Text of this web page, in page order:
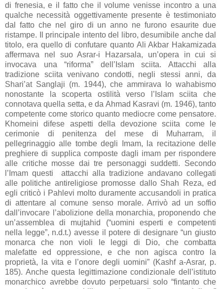
di frenesia, e il fatto che il volume venisse incontro a una
qualche necessità oggettivamente presente è testimoniato
dal fatto che nel giro di un anno ne furono esaurite due
ristampe. Il principale intento del libro, desumibile anche dal
titolo, era quello di confutare quanto Ali Akbar Hakamizada
affermava nel suo Asrar-i Hazarsala, un’opera in cui si
invocava una “riforma” dell’Islam sciita. Attacchi alla
tradizione sciita venivano condotti, negli stessi anni, da
Shari’at Sanglaji (m. 1944), che ammirava lo wahabismo
nonostante la scoperta ostilità verso l’Islam sciita che
connotava quella setta, e da Ahmad Kasravi (m. 1946), tanto
competente come storico quanto mediocre come pensatore.
Khomeini difese aspetti della devozione sciita come le
cerimonie di penitenza del mese di Muharram, il
pellegrinaggio alle tombe degli Imam, la recitazione delle
preghiere di supplica composte dagli imam per rispondere
alle critiche mosse dai tre personaggi suddetti. Secondo
l’Imam questi attacchi alla tradizione andavano collegati
alle politiche antireligiose promosse dallo Shah Reza, ed
egli criticò i Pahlevi molto duramente accusandoli in pratica
di attentare al comune senso morale. Arrivò ad un soffio
dall’invocare l’abolizione della monarchia, proponendo che
un’assemblea di mujtahid (“uomini esperti e competenti
nella legge”, n.d.t.) avesse il potere di designare “un giusto
monarca che non violi le leggi di Dio, che combatta
malefatte ed oppressione, e che non agisca contro la
proprietà, la vita e l’onore degli uomini” (Kashf a-Asrar, p.
185). Anche questa legittimazione condizionale dell’istituto
monarchico avrebbe dovuto perpetuarsi solo “fintanto che